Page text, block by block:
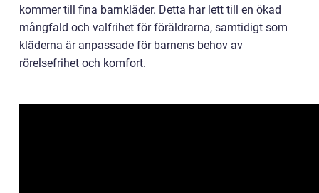
kommer till fina barnkläder. Detta har lett till en ökad
mångfald och valfrihet för föräldrarna, samtidigt som
kläderna är anpassade för barnens behov av
rörelsefrihet och komfort.